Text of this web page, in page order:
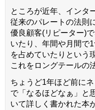
ところが近年、インタ
従来のパレートの法則
優良顧客(リピーター)
いたり、年間や月間で
を占めていたりという
これをロングテールの
ちょうど1年ほど前に
で「なるほどなぁ」と
いて詳しく書かれた本